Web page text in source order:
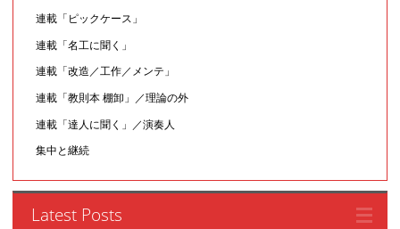
連載「ピックケース」
連載「名工に聞く」
連載「改造／工作／メンテ」
連載「教則本 棚卸」／理論の外
連載「達人に聞く」／演奏人
集中と継続
Latest Posts